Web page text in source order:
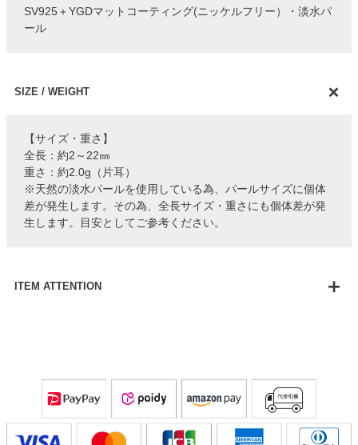
SV925＋YGDマットコーティング(ニッケルフリー）・淡水パ
ール
SIZE / WEIGHT
【サイズ・重さ】
全長：約2～22㎜
重さ：約2.0g（片耳）
※天然の淡水パールを使用している為、パールサイズに個体
差が発生します。その為、全長サイズ・重さにも個体差が発
生します。目安としてご参考ください。
ITEM ATTENTION